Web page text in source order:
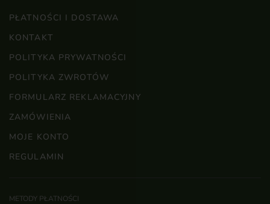
PŁATNOŚCI I DOSTAWA
KONTAKT
POLITYKA PRYWATNOŚCI
POLITYKA ZWROTÓW
FORMULARZ REKLAMACYJNY
ZAMÓWIENIA
MOJE KONTO
REGULAMIN
METODY PŁATNOŚCI